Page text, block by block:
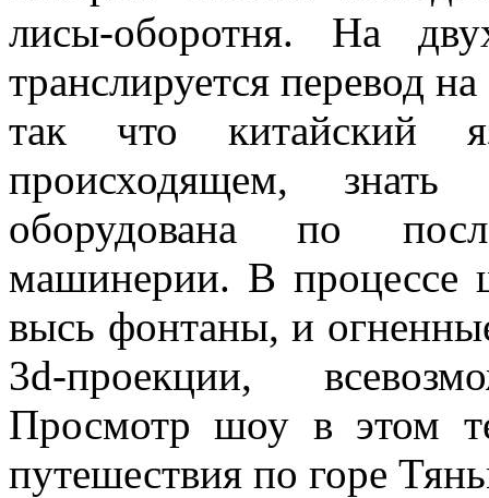
лисы-оборотня. На
транслируется перевод
так что китайский
происходящем,
оборудована по
машинерии. В процессе
высь фонтаны, и
3d-проекции,
Просмотр шоу в этом
путешествия по горе